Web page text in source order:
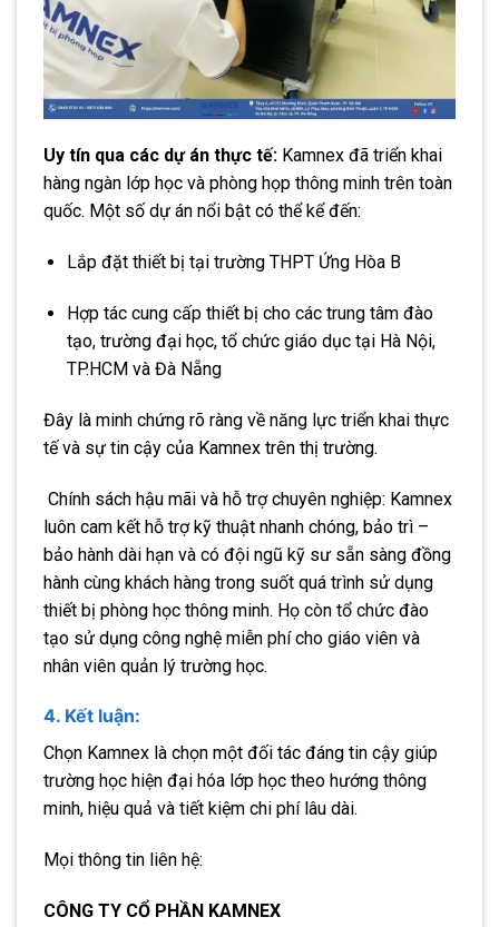
Uy tín qua các dự án thực tế: Kamnex đã triển khai
hàng ngàn lớp học và phòng họp thông minh trên toàn
quốc. Một số dự án nổi bật có thể kể đến:
Lắp đặt thiết bị tại trường THPT Ứng Hòa B
Hợp tác cung cấp thiết bị cho các trung tâm đào
tạo, trường đại học, tổ chức giáo dục tại Hà Nội,
TP.HCM và Đà Nẵng
Đây là minh chứng rõ ràng về năng lực triển khai thực
tế và sự tin cậy của Kamnex trên thị trường.
Chính sách hậu mãi và hỗ trợ chuyên nghiệp: Kamnex
luôn cam kết hỗ trợ kỹ thuật nhanh chóng, bảo trì –
bảo hành dài hạn và có đội ngũ kỹ sư sẵn sàng đồng
hành cùng khách hàng trong suốt quá trình sử dụng
thiết bị phòng học thông minh. Họ còn tổ chức đào
tạo sử dụng công nghệ miễn phí cho giáo viên và
nhân viên quản lý trường học.
4. Kết luận:
Chọn Kamnex là chọn một đối tác đáng tin cậy giúp
trường học hiện đại hóa lớp học theo hướng thông
minh, hiệu quả và tiết kiệm chi phí lâu dài.
Mọi thông tin liên hệ:
CÔNG TY CỔ PHẦN KAMNEX